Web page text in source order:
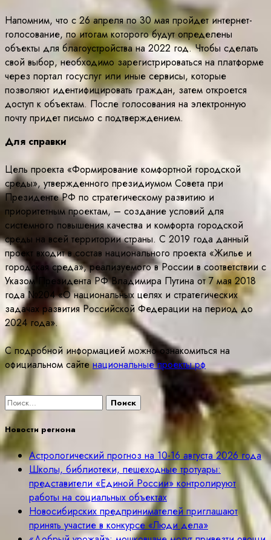
Напомним, что с 26 апреля по 30 мая пройдет интернет-
голосование, по итогам которого будут определены
объекты для благоустройства на 2022 год. Чтобы сделать
свой выбор, необходимо зарегистрироваться на платформе
через портал госуслуг или иные сервисы, которые
позволяют идентифицировать граждан, затем откроется
доступ к объектам. После голосования на электронную
почту придет письмо с подтверждением.
Для справки
Цель проекта «Формирование комфортной городской
среды», утвержденного президиумом Совета при
Президенте РФ по стратегическому развитию и
приоритетным проектам, – создание условий для
системного повышения качества и комфорта городской
среды на всей территории страны. С 2019 года данный
проект входит в состав национального проекта «Жилье и
городская среда», реализуемого в России в соответствии с
Указом Президента РФ Владимира Путина от 7 мая 2018
года №204 «О национальных целях и стратегических
задачах развития Российской Федерации на период до
2024 года».
С подробной информацией можно ознакомиться на
официальном сайтенациональные проекты.рф
Найти:
Новости региона
Астрологический прогноз на 10-16 августа 2026 года
Школы, библиотеки, пешеходные тротуары:
представители «Единой России» контролируют
работы на социальных объектах
Новосибирских предпринимателей приглашают
принять участие в конкурсе «Люди дела»